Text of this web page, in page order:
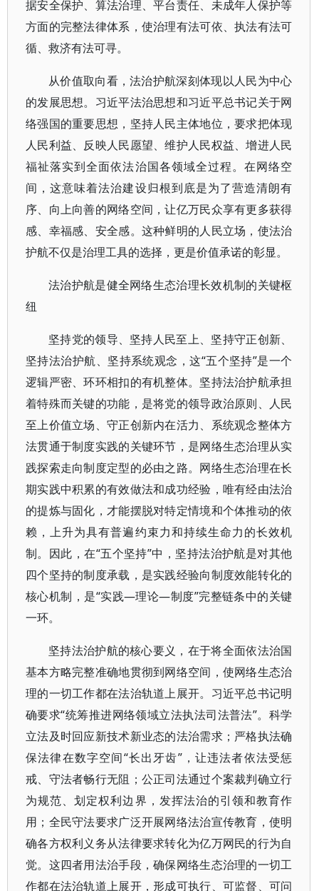
据安全保护、算法治理、平台责任、未成年人保护等
方面的完整法律体系，使治理有法可依、执法有法可
循、救济有法可寻。
从价值取向看，法治护航深刻体现以人民为中心
的发展思想。习近平法治思想和习近平总书记关于网
络强国的重要思想，坚持人民主体地位，要求把体现
人民利益、反映人民愿望、维护人民权益、增进人民
福祉落实到全面依法治国各领域全过程。在网络空
间，这意味着法治建设归根到底是为了营造清朗有
序、向上向善的网络空间，让亿万民众享有更多获得
感、幸福感、安全感。这种鲜明的人民立场，使法治
护航不仅是治理工具的选择，更是价值承诺的彰显。
法治护航是健全网络生态治理长效机制的关键枢
纽
坚持党的领导、坚持人民至上、坚持守正创新、
坚持法治护航、坚持系统观念，这“五个坚持”是一个
逻辑严密、环环相扣的有机整体。坚持法治护航承担
着特殊而关键的功能，是将党的领导政治原则、人民
至上价值立场、守正创新内在活力、系统观念整体方
法贯通于制度实践的关键环节，是网络生态治理从实
践探索走向制度定型的必由之路。网络生态治理在长
期实践中积累的有效做法和成功经验，唯有经由法治
的提炼与固化，才能摆脱对特定情境和个体推动的依
赖，上升为具有普遍约束力和持续生命力的长效机
制。因此，在“五个坚持”中，坚持法治护航是对其他
四个坚持的制度承载，是实践经验向制度效能转化的
核心机制，是“实践—理论—制度”完整链条中的关键
一环。
坚持法治护航的核心要义，在于将全面依法治国
基本方略完整准确地贯彻到网络空间，使网络生态治
理的一切工作都在法治轨道上展开。习近平总书记明
确要求“统筹推进网络领域立法执法司法普法”。科学
立法及时回应新技术新业态的法治需求；严格执法确
保法律在数字空间“长出牙齿”，让违法者依法受惩
戒、守法者畅行无阻；公正司法通过个案裁判确立行
为规范、划定权利边界，发挥法治的引领和教育作
用；全民守法要求广泛开展网络法治宣传教育，使明
确各方权利义务从法律要求转化为亿万网民的行为自
觉。这四者用法治手段，确保网络生态治理的一切工
作都在法治轨道上展开，形成可执行、可监督、可问